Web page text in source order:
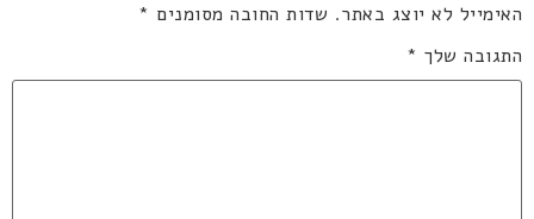
האימייל לא יוצג באתר. שדות החובה מסומנים *
התגובה שלך *